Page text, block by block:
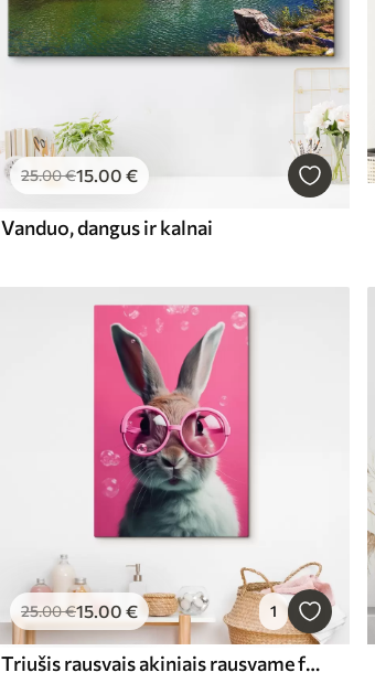
25.00€15 .00 €
Vanduo, dangus ir kalnai
25.00€15 .00 € 1
Triušis rausvais akiniais rausvame fone